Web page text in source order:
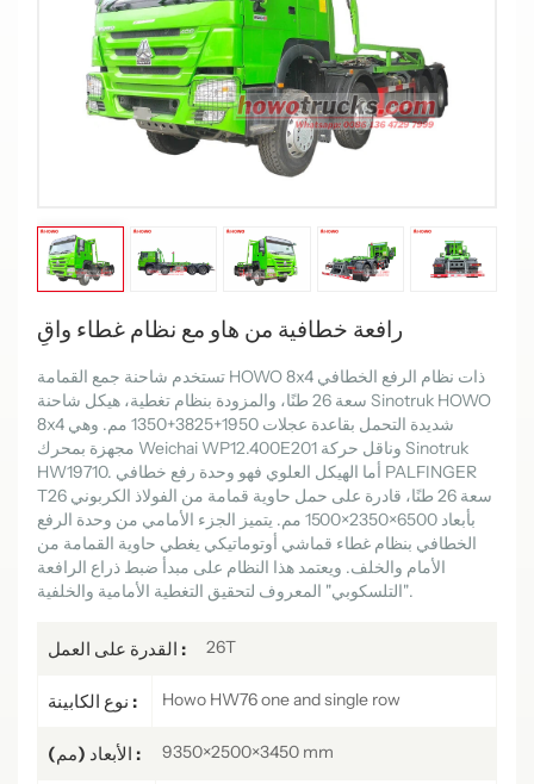
رافعة خطافية من هاو مع نظام غطاء واقٍ
تستخدم شاحنة جمع القمامة HOWO 8x4 ذات نظام الرفع الخطافي
سعة 26 طنًا، والمزودة بنظام تغطية، هيكل شاحنة Sinotruk HOWO
8x4 شديدة التحمل بقاعدة عجلات 1950+3825+1350 مم. وهي
مجهزة بمحرك Weichai WP12.400E201 وناقل حركة Sinotruk
HW19710. أما الهيكل العلوي فهو وحدة رفع خطافي PALFINGER
T26 سعة 26 طنًا، قادرة على حمل حاوية قمامة من الفولاذ الكربوني
بأبعاد 6500×2350×1500 مم. يتميز الجزء الأمامي من وحدة الرفع
الخطافي بنظام غطاء قماشي أوتوماتيكي يغطي حاوية القمامة من
الأمام والخلف. ويعتمد هذا النظام على مبدأ ضبط ذراع الرافعة
"التلسكوبي" المعروف لتحقيق التغطية الأمامية والخلفية.
القدرة على العمل : 26T
نوع الكابينة : Howo HW76 one and single row
الأبعاد (مم) : 9350×2500×3450 mm